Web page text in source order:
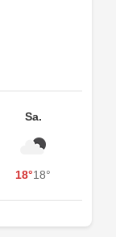
Sa.
18°18°